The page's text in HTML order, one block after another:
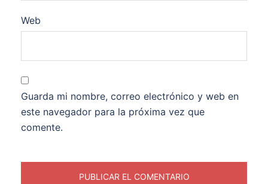
Web
Guarda mi nombre, correo electrónico y web en
este navegador para la próxima vez que
comente.